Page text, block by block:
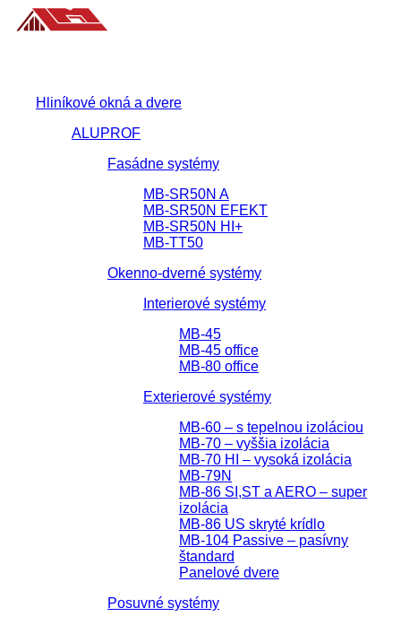
Hliníkové okná a dvere
ALUPROF
Fasádne systémy
MB-SR50N A
MB-SR50N EFEKT
MB-SR50N HI+
MB-TT50
Okenno-dverné systémy
Interierové systémy
MB-45
MB-45 office
MB-80 office
Exterierové systémy
MB-60 – s tepelnou izoláciou
MB-70 – vyššia izolácia
MB-70 HI – vysoká izolácia
MB-79N
MB-86 SI,ST a AERO – super
izolácia
MB-86 US skryté krídlo
MB-104 Passive – pasívny
štandard
Panelové dvere
Posuvné systémy